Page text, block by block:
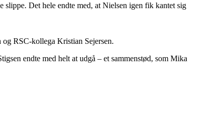
Det hele endte med, at Nielsen igen fik kantet sig
RSC-kollega Kristian Sejersen.
endte med helt at udgå – et sammenstød, som Mika